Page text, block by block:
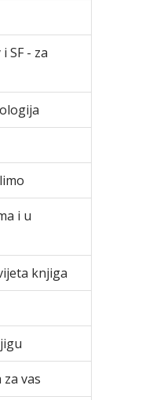
SF - za
i u
knjiga
vas